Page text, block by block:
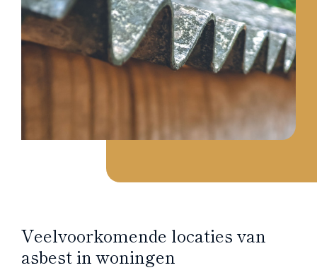
Veelvoorkomende locaties van
asbest in woningen